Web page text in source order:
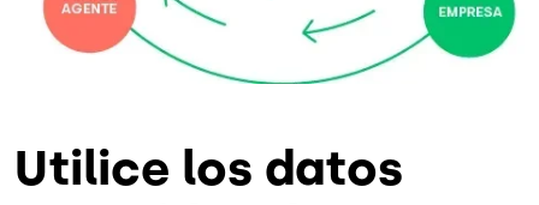
Utilice los datos